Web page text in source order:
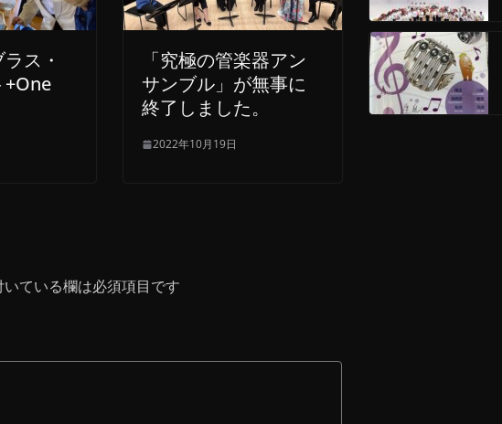
ス・
+One
「究極の管楽器アン
サンブル」が無事に
終了しました。
2022年10月19日
いている欄は必須項目です